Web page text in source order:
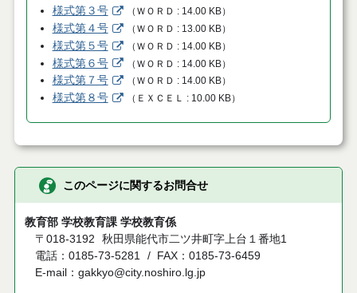
様式第３号 （ ＷＯＲＤ 14.00 KB）
様式第４号 （ ＷＯＲＤ 13.00 KB）
様式第５号 （ ＷＯＲＤ 14.00 KB）
様式第６号 （ ＷＯＲＤ 14.00 KB）
様式第７号 （ ＷＯＲＤ 14.00 KB）
様式第８号 （ ＥＸＣＥＬ 10.00 KB）
このページに関するお問合せ
教育部 学校教育課 学校教育係
〒018-3192
秋田県能代市二ツ井町字上台１番地1
電話：0185-73-5281
FAX：0185-73-6459
E-mail：gakkyo@city.noshiro.lg.jp